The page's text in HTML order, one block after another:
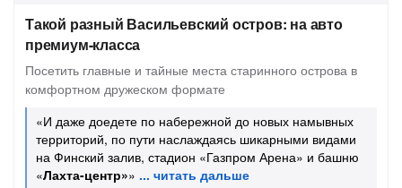
Такой разный Васильевский остров: на авто
премиум-класса
Посетить главные и тайные места старинного острова в
комфортном дружеском формате
«И даже доедете по набережной до новых намывных
территорий, по пути наслаждаясь шикарными видами
на Финский залив, стадион «Газпром Арена» и башню
«Лахта-центр»»